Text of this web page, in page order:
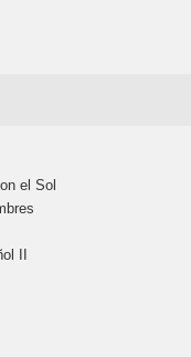
el Sol
II